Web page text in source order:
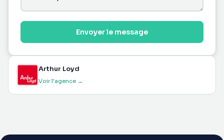
Envoyer le message
Arthur Loyd
Voir l'agence →